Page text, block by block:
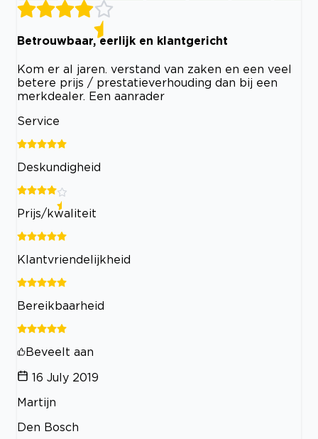
Betrouwbaar, eerlijk en klantgericht
Kom er al jaren. verstand van zaken en een veel
betere prijs / prestatieverhouding dan bij een
merkdealer. Een aanrader
Service
Deskundigheid
Prijs/kwaliteit
Klantvriendelijkheid
Bereikbaarheid
Beveelt aan
16 July 2019
Martijn
Den Bosch